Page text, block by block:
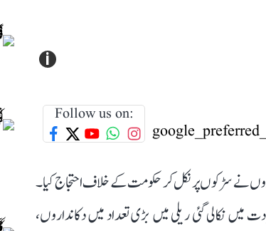
i
Follow us on:
نے سڑکوں پر نکل کر حکومت کے خلاف احتجاج کیا۔
میں نکالی گئی ریلی میں بڑی تعداد میں دکانداروں،